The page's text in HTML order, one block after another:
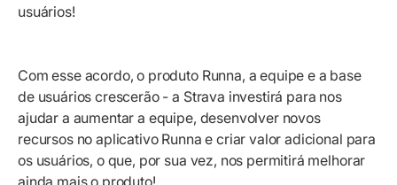
usuários!
Com esse acordo, o produto Runna, a equipe e a base
de usuários crescerão - a Strava investirá para nos
ajudar a aumentar a equipe, desenvolver novos
recursos no aplicativo Runna e criar valor adicional para
os usuários, o que, por sua vez, nos permitirá melhorar
ainda mais o produto!